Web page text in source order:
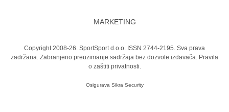
MARKETING
Copyright 2008-26. SportSport d.o.o. ISSN 2744-2195. Sva prava
zadržana. Zabranjeno preuzimanje sadržaja bez dozvole izdavača. Pravila
o zaštiti privatnosti.
Osigurava Sikra Security